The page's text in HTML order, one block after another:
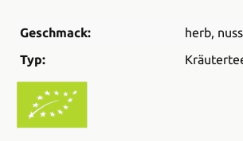
Geschmack: herb,
Typ: